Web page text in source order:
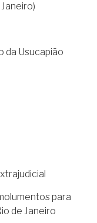
da Usucapião
para
de Janeiro